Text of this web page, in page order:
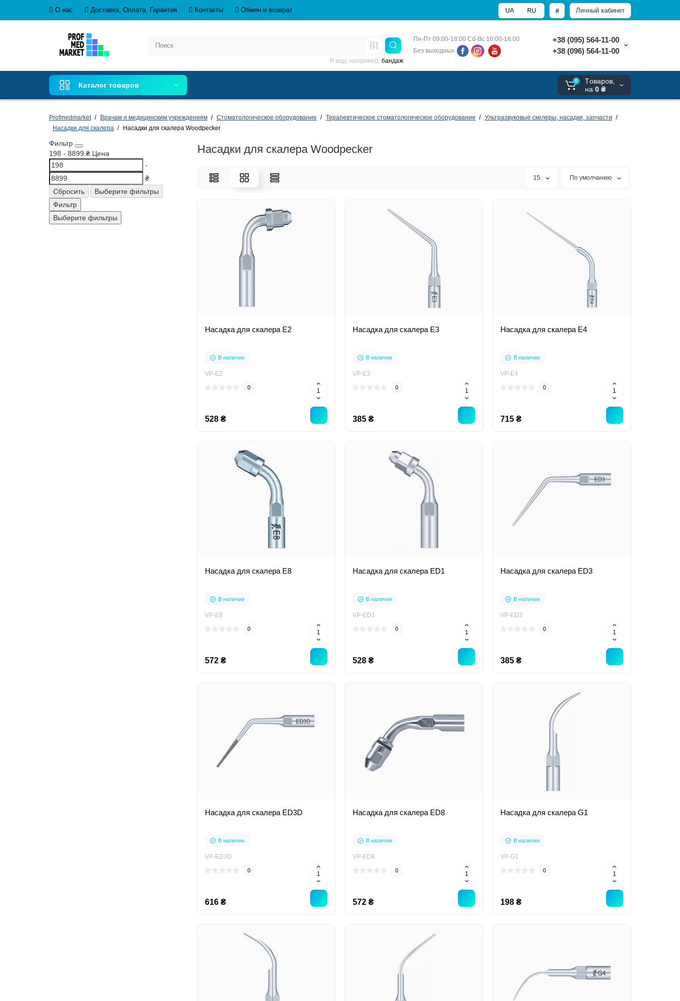
О нас Доставка, Оплата, Гарантия Контакты Обмен и возврат Личный кабинет
₴
UA RU
Пн-Пт 09:00-18:00 Сб-Вс 10:00-16:00
Без выходных
+38 (095) 564-11-00
+38 (096) 564-11-00
Я ищу, например, бандаж
Каталог товаров
0
Tоваров,
на 0 ₴
Profmedmarket Врачам и медицинским учреждениям Стоматологическое оборудование Терапевтическое стоматологическое оборудование
Ультразвуковые скелеры, насадки, запчасти
Насадки для скалера
Насадки для скалера Woodpecker
Фильтр
198 - 8899 ₴ Цена
-
₴
Сбросить
Выберите фильтры
Фильтр
Выберите фильтры
Насадки для скалера Woodpecker
15 По умолчанию
Насадка для скалера E2
В наличии
VP-E2
0
528 ₴
Насадка для скалера E3
В наличии
VP-E3
0
385 ₴
Насадка для скалера E4
В наличии
VP-E4
0
715 ₴
Насадка для скалера E8
В наличии
VP-E8
0
572 ₴
Насадка для скалера ED1
В наличии
VP-ED1
0
528 ₴
Насадка для скалера ED3
В наличии
VP-ED3
0
385 ₴
Насадка для скалера ED3D
В наличии
VP-ED3D
0
616 ₴
Насадка для скалера ED8
В наличии
VP-ED8
0
572 ₴
Насадка для скалера G1
В наличии
VP-G1
0
198 ₴